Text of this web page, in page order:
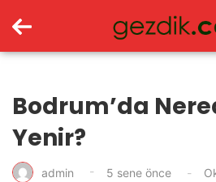
Bodrum’da
Yenir?
admin 5 sene önce